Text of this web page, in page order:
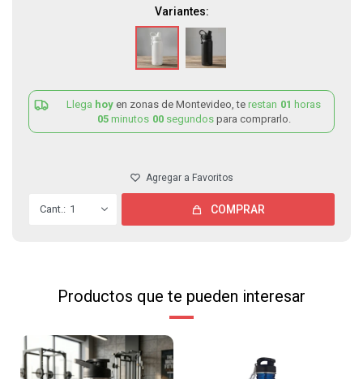
Variantes:
Llega hoy en zonas de Montevideo, te restan 01 horas
05 minutos 00 segundos para comprarlo.
1 COMPRAR
Productos que te pueden interesar